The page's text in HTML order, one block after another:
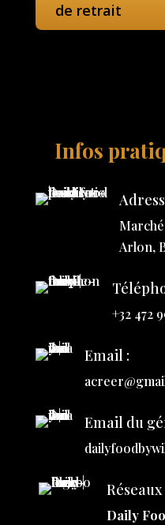
de retrait
Infos
Arlon,
+32 472
Email :
Email du
Daily